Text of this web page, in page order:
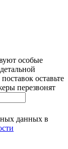
особые
оставьте
перезвонят
данных в